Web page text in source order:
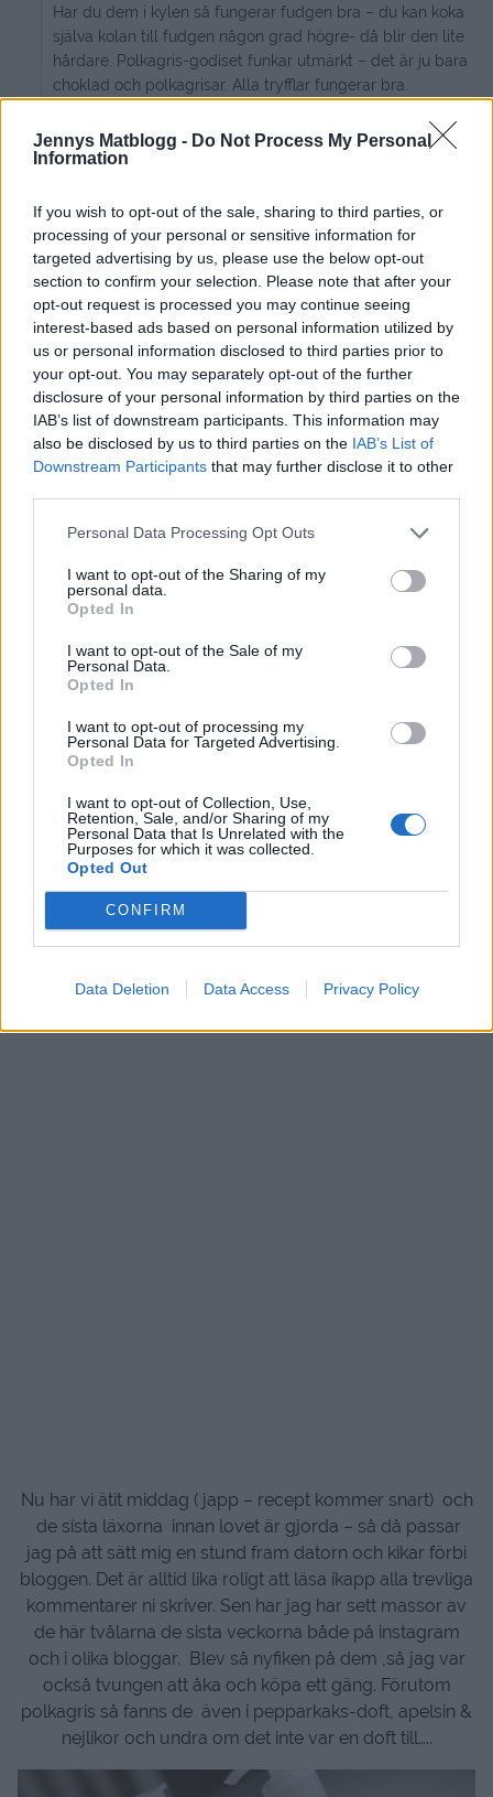
Jennys Matblogg - Do Not Process My Personal
Information
If you wish to opt-out of the sale, sharing to third parties, or
processing of your personal or sensitive information for
targeted advertising by us, please use the below opt-out
section to confirm your selection. Please note that after your
opt-out request is processed you may continue seeing
interest-based ads based on personal information utilized by
us or personal information disclosed to third parties prior to
your opt-out. You may separately opt-out of the further
disclosure of your personal information by third parties on the
IAB’s list of downstream participants. This information may
also be disclosed by us to third parties on the IAB’s List of
Downstream Participants that may further disclose it to other
Personal Data Processing Opt Outs
I want to opt-out of the Sharing of my
personal data.
Opted In
I want to opt-out of the Sale of my
Personal Data.
Opted In
I want to opt-out of processing my
Personal Data for Targeted Advertising.
Opted In
I want to opt-out of Collection, Use,
Retention, Sale, and/or Sharing of my
Personal Data that Is Unrelated with the
Purposes for which it was collected.
Opted Out
CONFIRM
Data Deletion Data Access Privacy Policy
Har du dem i kylen så fungerar fudgen bra – du kan koka
själva kolan till fudgen någon grad högre- då blir den lite
hårdare. Polkagris-godiset funkar utmärkt – det är ju bara
choklad och polkagrisar. Alla tryfflar fungerar bra.
0 Svara
Emma
12 år sedan
Fudgen med smak av saltlakrits var supergod! Tack för
det receptet:)
Tvätta händerna med
Nu har vi ätit middag ( japp – recept kommer snart) och
de sista läxorna innan lovet är gjorda – så då passar
jag på att sätt mig en stund fram datorn och kikar förbi
bloggen. Det är alltid lika roligt att läsa ikapp alla trevliga
kommentarer ni skriver. Sen har jag har sett massor av
de här tvålarna de sista veckorna både på instagram
och i olika bloggar. Blev så nyfiken på dem ,så jag var
också tvungen att åka och köpa ett gäng. Förutom
polkagris så fanns de även i pepparkaks-doft, apelsin &
nejlikor och undra om det inte var en doft till…..